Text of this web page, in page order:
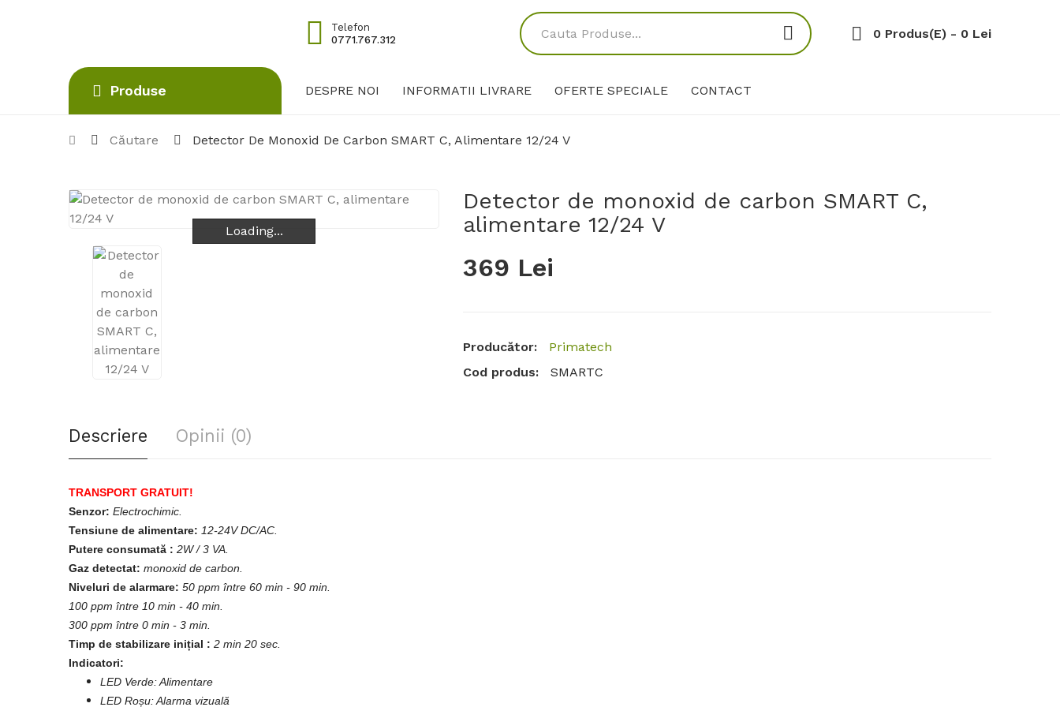
Telefon
0771.767.312
0 Produs(e) - 0 Lei
Produse DESPRE NOI INFORMATII LIVRARE OFERTE SPECIALE CONTACT
Căutare Detector De Monoxid De Carbon SMART C, Alimentare 12/24 V
Loading...
Loading...
Loading...
Detector de monoxid de carbon SMART C,
alimentare 12/24 V
369 Lei
Producător:
Primatech
Cod produs:
SMARTC
Descriere Opinii (0)
TRANSPORT GRATUIT!
Senzor: Electrochimic.
Tensiune de alimentare: 12-24V DC/AC.
Putere consumată : 2W / 3 VA.
Gaz detectat: monoxid de carbon.
Niveluri de alarmare: 50 ppm între 60 min - 90 min.
100 ppm între 10 min - 40 min.
300 ppm între 0 min - 3 min.
Timp de stabilizare inițial : 2 min 20 sec.
Indicatori:
LED Verde: Alimentare
LED Roșu: Alarma vizuală